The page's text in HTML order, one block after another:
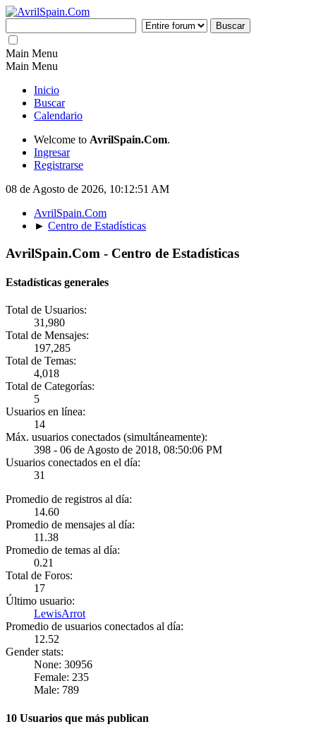
Main Menu
Main Menu
Inicio
Buscar
Calendario
Welcome to AvrilSpain.Com.
Ingresar
Registrarse
08 de Agosto de 2026, 10:12:51 AM
AvrilSpain.Com
► Centro de Estadísticas
AvrilSpain.Com - Centro de Estadísticas
Estadísticas generales
Total de Usuarios:
31,980
Total de Mensajes:
197,285
Total de Temas:
4,018
Total de Categorías:
5
Usuarios en línea:
14
Máx. usuarios conectados (simultáneamente):
398 - 06 de Agosto de 2018, 08:50:06 PM
Usuarios conectados en el día:
31
Promedio de registros al día:
14.60
Promedio de mensajes al día:
11.38
Promedio de temas al día:
0.21
Total de Foros:
17
Último usuario:
LewisArrot
Promedio de usuarios conectados al día:
12.52
Gender stats:
None: 30956
Female: 235
Male: 789
10 Usuarios que más publican